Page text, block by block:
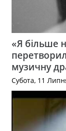
«Я більше
музичну
Субота, 11